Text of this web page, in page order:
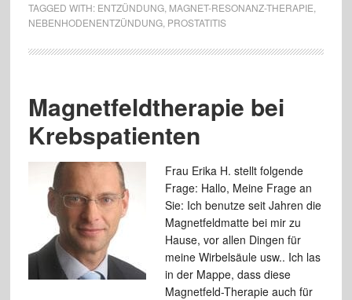
TAGGED WITH: ENTZÜNDUNG, MAGNET-RESONANZ-THERAPIE
NEBENHODENENTZÜNDUNG, PROSTATITIS
Magnetfeldtherapie bei
Krebspatienten
Frau Erika H. stellt folgende
Frage: Hallo, Meine Frage an
Sie: Ich benutze seit Jahren die
Magnetfeldmatte bei mir zu
Hause, vor allen Dingen für
meine Wirbelsäule usw.. Ich las
in der Mappe, dass diese
Magnetfeld-Therapie auch für